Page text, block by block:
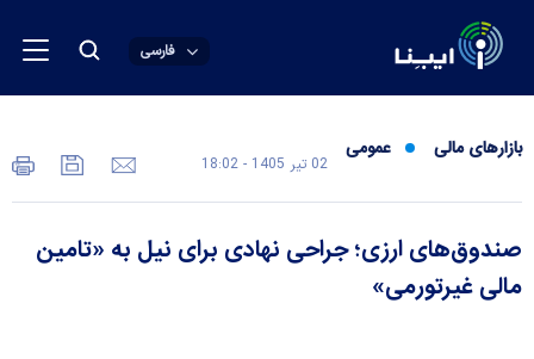
فارسی
بازارهای مالی عمومی
02 تير 1405 - 18:02
صندوق‌های ارزی؛ جراحی نهادی برای نیل به «تامین
مالی غیرتورمی»